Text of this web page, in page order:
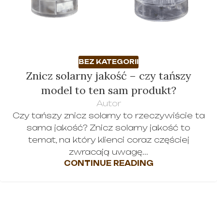
BEZ KATEGORII
Znicz solarny jakość – czy tańszy
model to ten sam produkt?
Autor
Czy tańszy znicz solarny to rzeczywiście ta
sama jakość? Znicz solarny jakość to
temat, na który klienci coraz częściej
zwracają uwagę...
CONTINUE READING